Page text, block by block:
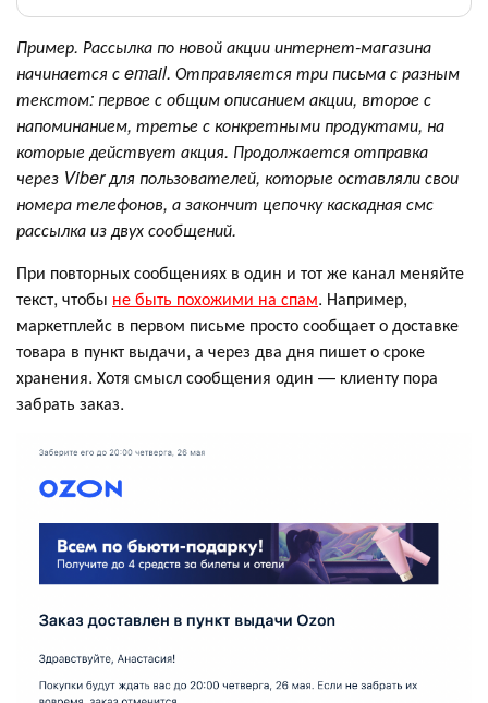
Пример. Рассылка по новой акции интернет-магазина
начинается с email. Отправляется три письма с разным
текстом: первое с общим описанием акции, второе с
напоминанием, третье с конкретными продуктами, на
которые действует акция. Продолжается отправка
через Viber для пользователей, которые оставляли свои
номера телефонов, а закончит цепочку каскадная смс
рассылка из двух сообщений.
При повторных сообщениях в один и тот же канал меняйте
текст, чтобы не быть похожими на спам. Например,
маркетплейс в первом письме просто сообщает о доставке
товара в пункт выдачи, а через два дня пишет о сроке
хранения. Хотя смысл сообщения один — клиенту пора
забрать заказ.